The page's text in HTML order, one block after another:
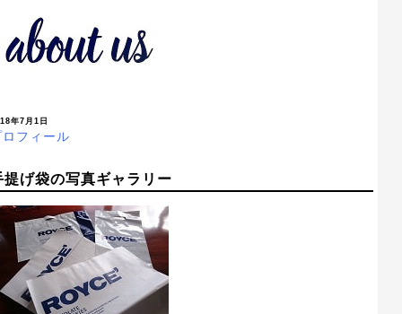
年7月1日
フィール
提げ袋の写真ギャラリー